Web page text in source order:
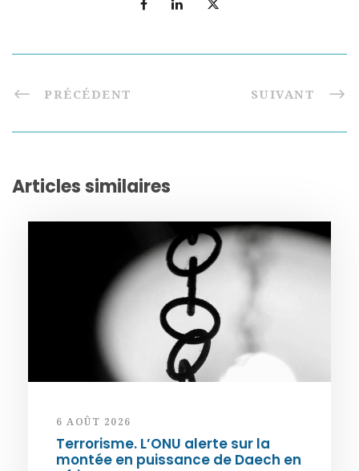
PRÉCÉDENT SUIVANT
Articles similaires
6 AOÛT 2026
Terrorisme. L’ONU alerte sur la
montée en puissance de Daech en